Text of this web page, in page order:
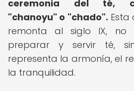
ceremonia del té,
"chanoyu" o "chado". Esta
remonta al siglo IX, no
preparar y servir té,
representa la armonía, el
la tranquilidad.